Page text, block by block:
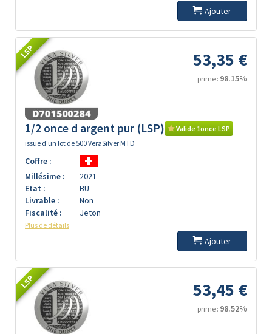
Ajouter
LSP 53,35 €
prime : 98.15%
1/2 once d argent pur (LSP)
Valide 1once LSP
issue d'un lot de 500 VeraSilver MTD
Coffre :
Millésime :
2021
Etat :
BU
Livrable :
Non
Fiscalité :
Jeton
Plus de détails
Ajouter
LSP 53,45 €
prime : 98.52%